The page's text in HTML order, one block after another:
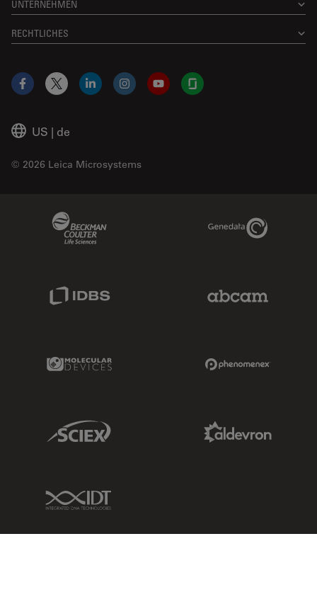
UNTERNEHMEN
RECHTLICHES
US | de
© 2026 Leica Microsystems
Facebook
X LinkedInInstagramYouTubeGlassdoor
Genedata Link
Molecular Devices Link
Sciex Link
IDT Link